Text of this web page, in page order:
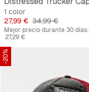
1 color
Precio
27,99 € Precio original
34,99 €
Mejor precio durante 30 días:
27,29 €
-20%